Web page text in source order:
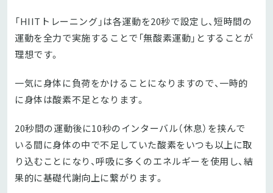
「HIITトレーニング」は各運動を20秒で設定し、短時間の
運動を全力で実施することで「無酸素運動」とすることが
理想です。
一気に身体に負荷をかけることになりますので、一時的
に身体は酸素不足となります。
20秒間の運動後に10秒のインターバル（休息）を挟んで
いる間に身体の中で不足していた酸素をいつも以上に取
り込むことになり、呼吸に多くのエネルギーを使用し、結
果的に基礎代謝向上に繋がります。